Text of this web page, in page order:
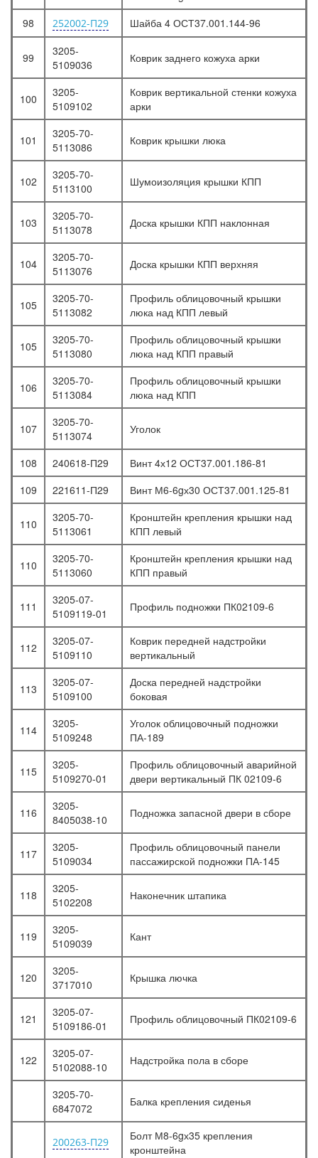
98
252002-П29 Шайба 4 ОСТ37.001.144-96
99
3205-
5109036
Коврик заднего кожуха арки
100
3205-
5109102
Коврик вертикальной стенки кожуха
арки
101
3205-70-
5113086
Коврик крышки люка
102
3205-70-
5113100
Шумоизоляция крышки КПП
103
3205-70-
5113078
Доска крышки КПП наклонная
104
3205-70-
5113076
Доска крышки КПП верхняя
105
3205-70-
5113082
Профиль облицовочный крышки
люка над КПП левый
105
3205-70-
5113080
Профиль облицовочный крышки
люка над КПП правый
106
3205-70-
5113084
Профиль облицовочный крышки
люка над КПП
107
3205-70-
5113074
Уголок
108 240618-П29
Винт 4х12 ОСТ37.001.186-81
109
221611-П29 Винт М6-6gх30 ОСТ37.001.125-81
110
3205-70-
5113061
Кронштейн крепления крышки над
КПП левый
110
3205-70-
5113060
Кронштейн крепления крышки над
КПП правый
111
3205-07-
5109119-01
Профиль подножки ПК02109-6
112
3205-07-
5109110
Коврик передней надстройки
вертикальный
113
3205-07-
5109100
Доска передней надстройки
боковая
114
3205-
5109248
Уголок облицовочный подножки
ПА-189
115
3205-
5109270-01
Профиль облицовочный аварийной
двери вертикальный ПК 02109-6
116
3205-
8405038-10
Подножка запасной двери в сборе
117
3205-
5109034
Профиль облицовочный панели
пассажирской подножки ПА-145
118
3205-
5102208
Наконечник штапика
119
3205-
5109039
Кант
120
3205-
3717010
Крышка лючка
121
3205-07-
5109186-01
Профиль облицовочный ПК02109-6
122
3205-07-
5102088-10
Надстройка пола в сборе
3205-70-
6847072
Балка крепления сиденья
200263-П29
Болт М8-6gх35 крепления
кронштейна